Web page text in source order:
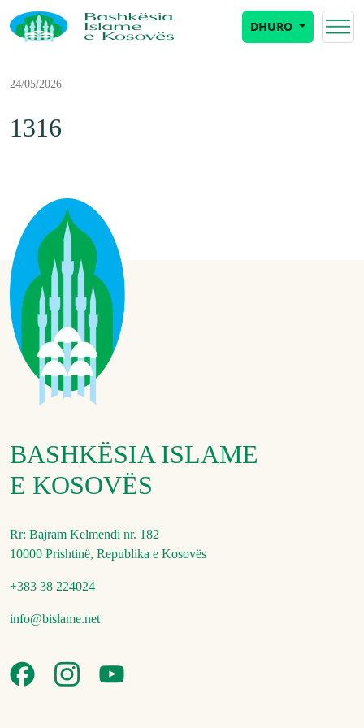
DHURO
24/05/2026
1316
BASHKËSIA ISLAME
E KOSOVËS
Rr: Bajram Kelmendi nr. 182
10000 Prishtinë, Republika e Kosovës
+383 38 224024
info@bislame.net